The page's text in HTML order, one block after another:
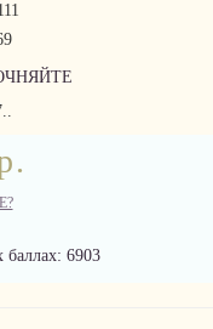
6903